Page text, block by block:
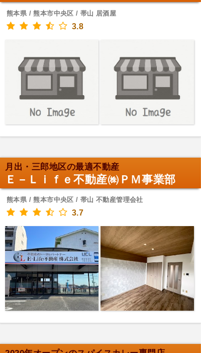
熊本県 / 熊本市中央区 / 帯山 居酒屋
3.8
月出・三郎地区の最適不動産
Ｅ－Ｌｉｆｅ不動産㈱ＰＭ事業部
熊本県 / 熊本市中央区 / 帯山 不動産管理会社
3.7